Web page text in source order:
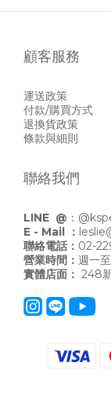
顧客服務
運送政策
付款/購買方式
退換貨政策
條款與細則
聯絡我們
LINE @ ：
E - Mail ：
聯絡電話： 02-
營業時間： 週一
實體店面： 248